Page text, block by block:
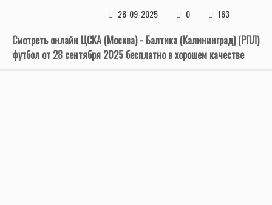
28-09-2025
0 163
Смотреть онлайн ЦСКА (Москва) - Балтика (Калининград) (РПЛ)
футбол от 28 сентября 2025 бесплатно в хорошем качестве